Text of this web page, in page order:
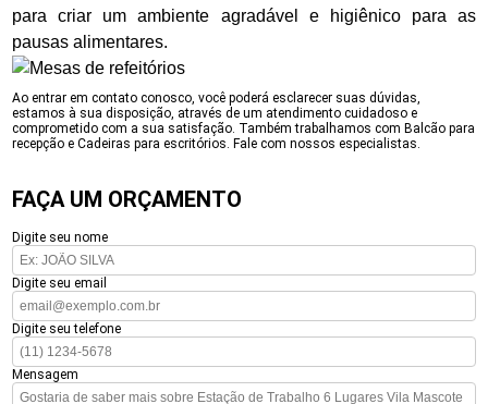
para criar um ambiente agradável e higiênico para as
pausas alimentares.
Ao entrar em contato conosco, você poderá esclarecer suas dúvidas,
estamos à sua disposição, através de um atendimento cuidadoso e
comprometido com a sua satisfação. Também trabalhamos com Balcão para
recepção e Cadeiras para escritórios. Fale com nossos especialistas.
FAÇA UM ORÇAMENTO
Digite seu nome
Digite seu email
Digite seu telefone
Mensagem